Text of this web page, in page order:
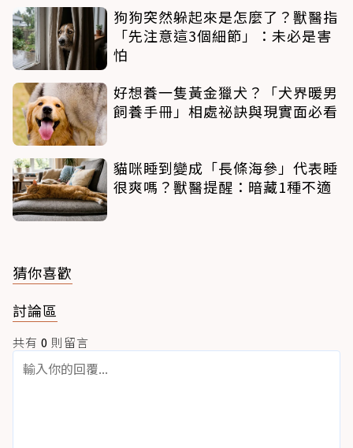
狗狗突然躲起來是怎麼了？獸醫指
「先注意這3個細節」：未必是害
怕
好想養一隻黃金獵犬？「犬界暖男
飼養手冊」相處祕訣與現實面必看
貓咪睡到變成「長條海參」代表睡
很爽嗎？獸醫提醒：暗藏1種不適
猜你喜歡
討論區
共有 0 則留言